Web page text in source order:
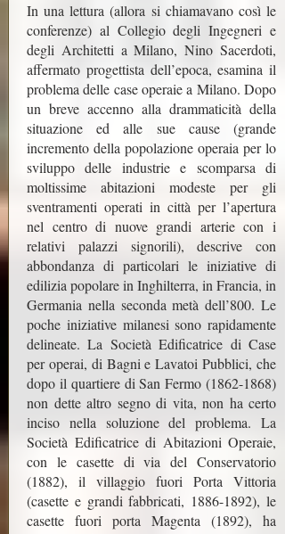
In una lettura (allora si chiamavano così le
conferenze) al Collegio degli Ingegneri e
degli Architetti a Milano, Nino Sacerdoti,
affermato progettista dell’epoca, esamina il
problema delle case operaie a Milano. Dopo
un breve accenno alla drammaticità della
situazione ed alle sue cause (grande
incremento della popolazione operaia per lo
sviluppo delle industrie e scomparsa di
moltissime abitazioni modeste per gli
sventramenti operati in città per l’apertura
nel centro di nuove grandi arterie con i
relativi palazzi signorili), descrive con
abbondanza di particolari le iniziative di
edilizia popolare in Inghilterra, in Francia, in
Germania nella seconda metà dell’800. Le
poche iniziative milanesi sono rapidamente
delineate. La Società Edificatrice di Case
per operai, di Bagni e Lavatoi Pubblici, che
dopo il quartiere di San Fermo (1862-1868)
non dette altro segno di vita, non ha certo
inciso nella soluzione del problema. La
Società Edificatrice di Abitazioni Operaie,
con le casette di via del Conservatorio
(1882), il villaggio fuori Porta Vittoria
(casette e grandi fabbricati, 1886-1892), le
casette fuori porta Magenta (1892), ha